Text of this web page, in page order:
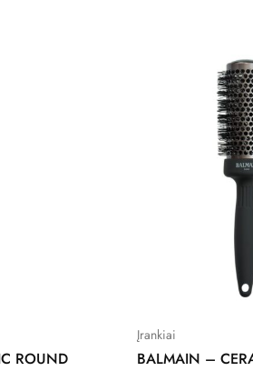
ROUND
Įrankiai
BALMAIN –